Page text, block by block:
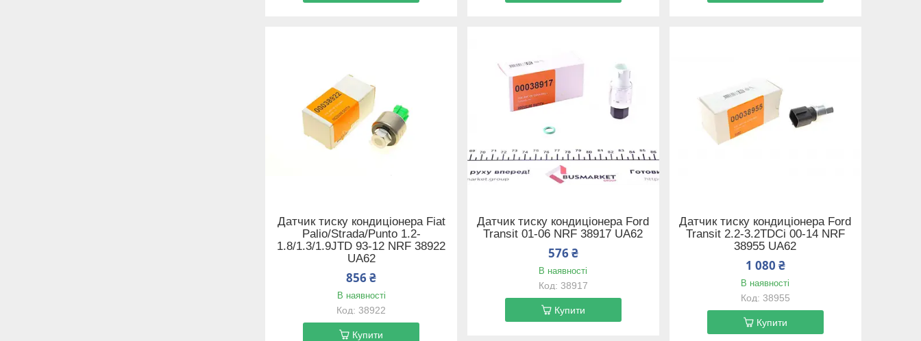
Датчик тиску кондиціонера Fiat
Palio/Strada/Punto 1.2-
1.8/1.3/1.9JTD 93-12 NRF 38922
UA62
856 ₴
В наявності
38922
Купити
Датчик тиску кондиціонера Ford
Transit 01-06 NRF 38917 UA62
576 ₴
В наявності
38917
Купити
Датчик тиску кондиціонера Ford
Transit 2.2-3.2TDCi 00-14 NRF
38955 UA62
1 080 ₴
В наявності
38955
Купити